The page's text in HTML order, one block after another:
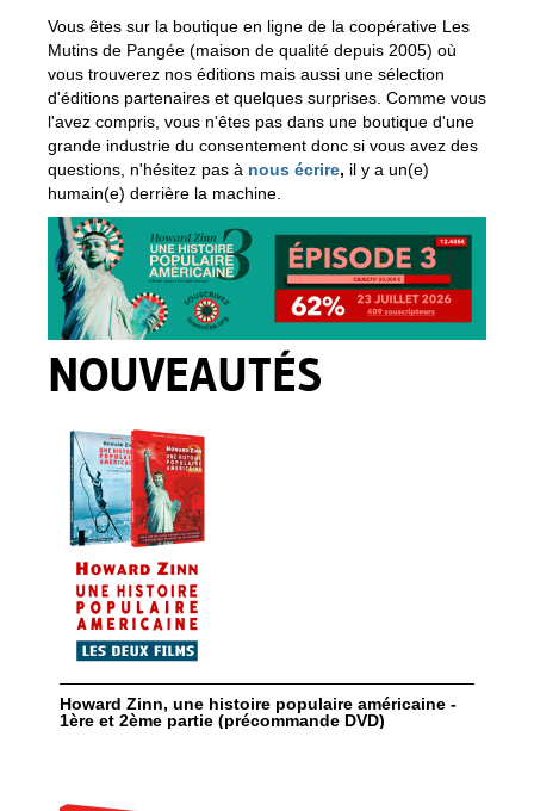
Vous êtes sur la boutique en ligne de la coopérative Les
Mutins de Pangée (maison de qualité depuis 2005) où
vous trouverez nos éditions mais aussi une sélection
d'éditions partenaires et quelques surprises. Comme vous
l'avez compris, vous n'êtes pas dans une boutique d'une
grande industrie du consentement donc si vous avez des
questions, n'hésitez pas à nous écrire, il y a un(e)
humain(e) derrière la machine.
NOUVEAUTÉS
Howard Zinn, une histoire populaire américaine -
1ère et 2ème partie (précommande DVD)